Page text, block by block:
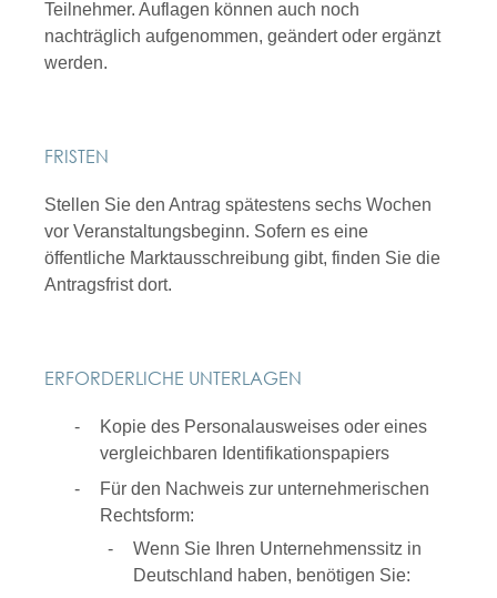
Teilnehmer. Auflagen können auch noch
nachträglich aufgenommen, geändert oder ergänzt
werden.
FRISTEN
Stellen Sie den Antrag spätestens sechs Wochen
vor Veranstaltungsbeginn. Sofern es eine
öffentliche Marktausschreibung gibt, finden Sie die
Antragsfrist dort.
ERFORDERLICHE UNTERLAGEN
Kopie des Personalausweises oder eines
vergleichbaren Identifikationspapiers
Für den Nachweis zur unternehmerischen
Rechtsform:
Wenn Sie Ihren Unternehmenssitz in
Deutschland haben, benötigen Sie: